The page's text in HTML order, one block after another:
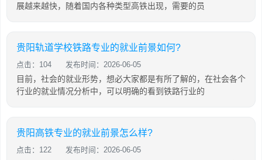
展越来越快，随着国内各种类型高铁出现，需要的员
贵阳轨道学校铁路专业的就业前景如何?
点击：104 发布时间：2026-06-05
目前，社会的就业形势，想必大家都是有所了解的，在社会各个
行业的就业情况分析中，可以明确的看到铁路行业的
贵阳高铁专业的就业前景怎么样?
点击：122 发布时间：2026-06-05